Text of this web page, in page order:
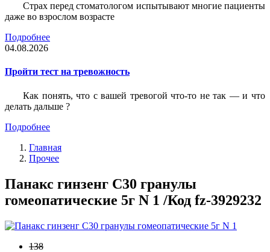
Страх перед стоматологом испытывают многие пациенты
даже во взрослом возрасте
Подробнее
04.08.2026
Пройти тест на тревожность
Как понять, что с вашей тревогой что-то не так — и что
делать дальше ?
Подробнее
Главная
Прочее
Панакс гинзенг С30 гранулы
гомеопатические 5г N 1 /Код fz-3929232
138